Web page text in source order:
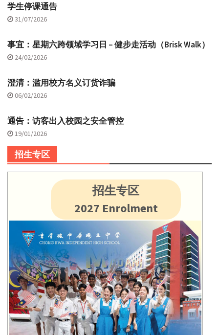
学生停课通告
31/07/2026
事宜：星期六跨领域学习日 – 健步走活动（Brisk Walk）
24/02/2026
澄清：滥用校方名义订货诈骗
06/02/2026
通告：访客出入校园之安全管控
19/01/2026
招生专区
招生专区
2027 Enrolment